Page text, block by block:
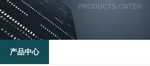
PRODUCTS CNTER
产品中心